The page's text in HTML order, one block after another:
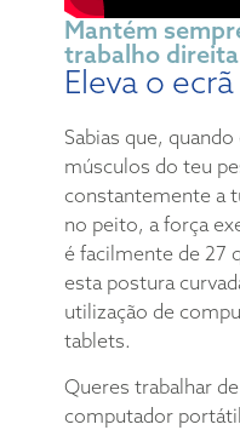
Mantém
trabalho direita
Eleva o
Sabias que,
músculos do teu
constantemente a
no peito, a força
é facilmente de 27
esta postura
utilização de
tablets.
Queres trabalhar
computador